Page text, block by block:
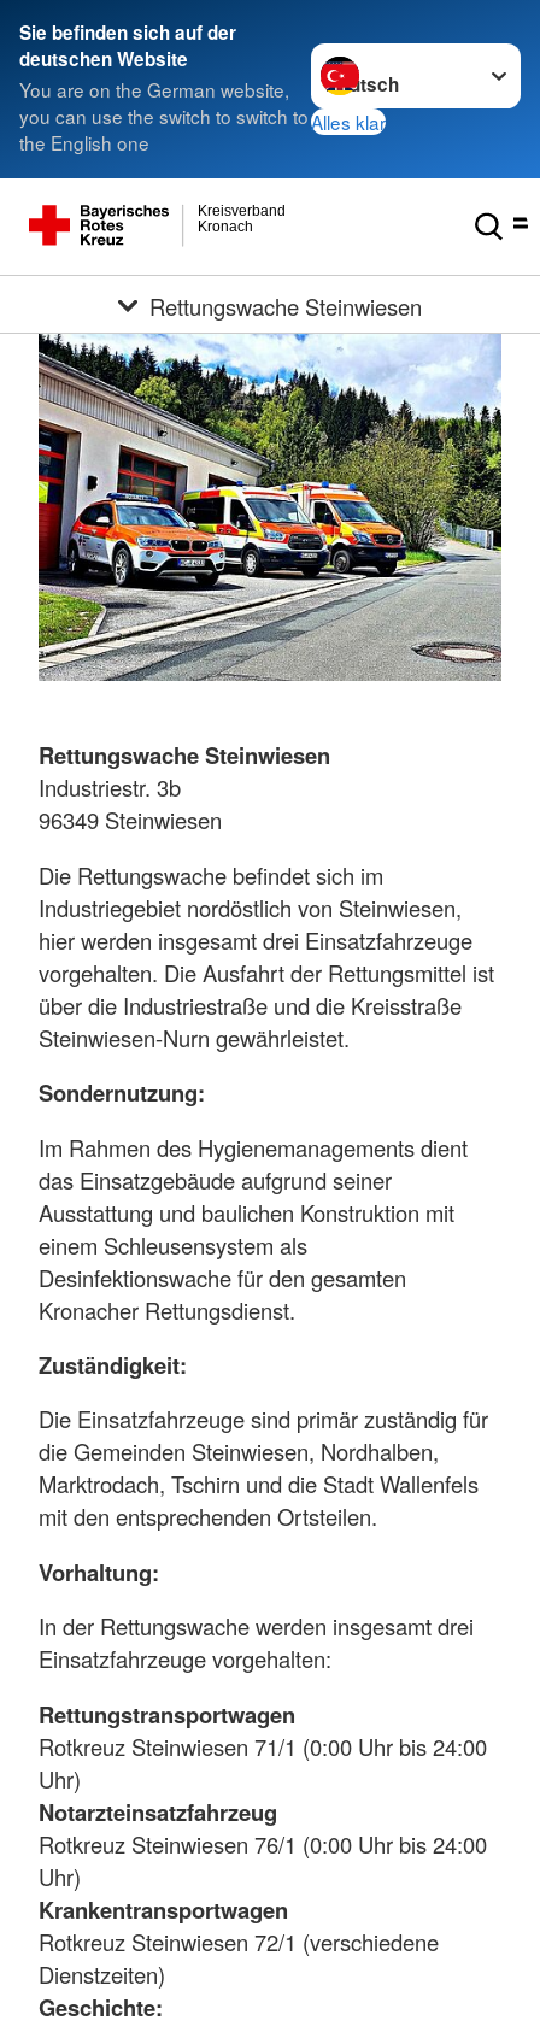
Sie befinden sich auf der
deutschen Website
You are on the German website,
you can use the switch to switch to
the English one
Sprache wechseln zu
Alles klar
Kronach
Kreisverband
Rettungswache Steinwiesen
Rettungswache Steinwiesen
Industriestr. 3b
96349 Steinwiesen
Die Rettungswache befindet sich im
Industriegebiet nordöstlich von Steinwiesen,
hier werden insgesamt drei Einsatzfahrzeuge
vorgehalten. Die Ausfahrt der Rettungsmittel ist
über die Industriestraße und die Kreisstraße
Steinwiesen-Nurn gewährleistet.
Sondernutzung:
Im Rahmen des Hygienemanagements dient
das Einsatzgebäude aufgrund seiner
Ausstattung und baulichen Konstruktion mit
einem Schleusensystem als
Desinfektionswache für den gesamten
Kronacher Rettungsdienst.
Zuständigkeit:
Die Einsatzfahrzeuge sind primär zuständig für
die Gemeinden Steinwiesen, Nordhalben,
Marktrodach, Tschirn und die Stadt Wallenfels
mit den entsprechenden Ortsteilen.
Vorhaltung:
In der Rettungswache werden insgesamt drei
Einsatzfahrzeuge vorgehalten:
Rettungstransportwagen
Rotkreuz Steinwiesen 71/1 (0:00 Uhr bis 24:00
Uhr)
Notarzteinsatzfahrzeug
Rotkreuz Steinwiesen 76/1 (0:00 Uhr bis 24:00
Uhr)
Krankentransportwagen
Rotkreuz Steinwiesen 72/1 (verschiedene
Dienstzeiten)
Geschichte: